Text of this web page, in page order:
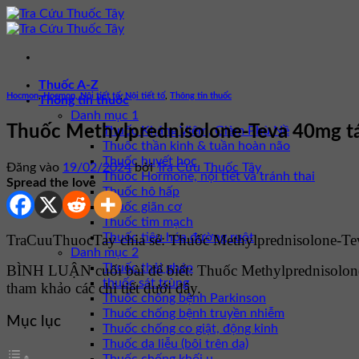
Bỏ
qua
dung
Thuốc A-Z
Thông tin thuốc
Danh mục 1
Thuốc Kháng Viêm, Giảm Phù Nề
Thuốc thần kinh & tuần hoàn não
Thuốc huyết học
Thuốc Hormone, nội tiết và tránh thai
Thuốc hô hấp
Thuốc giãn cơ
Thuốc tim mạch
Thuốc tiêu hóa đường ruột
Danh mục 2
Thuốc thải ghép
thuốc sát trùng
Thuốc chống bệnh Parkinson
Thuốc chống bệnh truyền nhiễm
Thuốc chống co giật, động kinh
Thuốc da liễu (bôi trên da)
Hocmon,Hocmon, Nội tiết tố, Nội tiết tố Thông tin thuốc
Thuốc Methylprednisolone-Teva 40mg
Đăng vào 19/02/2024 bởiTra Cứu Thuốc Tây
Spread the love
TraCuuThuocTay chia sẻ: Thuốc Methylprednisolone-
BÌNH LUẬN cuối bài để biết: Thuốc
tham khảo các chi tiết dưới đây.
Mục lục